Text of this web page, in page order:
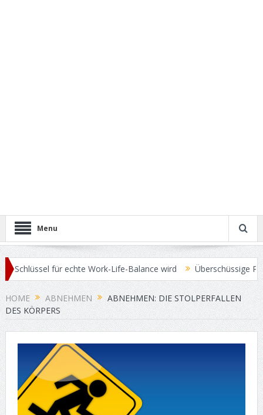
Menu
für echte Work-Life-Balance wird Überschüssige Pfunde
HOME ABNEHMEN
ABNEHMEN: DIE STOLPERFALLEN
DES KÖRPERS